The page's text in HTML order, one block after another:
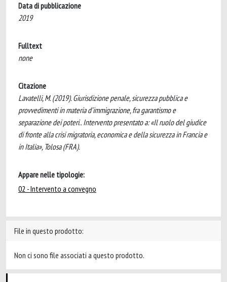
Data di pubblicazione
2019
Fulltext
none
Citazione
Lavatelli, M. (2019). Giurisdizione penale, sicurezza pubblica e
provvedimenti in materia d’immigrazione, fra garantismo e
separazione dei poteri.. Intervento presentato a: «Il ruolo del giudice
di fronte alla crisi migratoria, economica e della sicurezza in Francia e
in Italia», Tolosa (FRA).
Appare nelle tipologie:
02 - Intervento a convegno
File in questo prodotto:
Non ci sono file associati a questo prodotto.